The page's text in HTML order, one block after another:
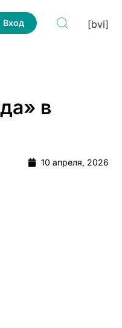
Вход [bvi]
в
10 апреля, 2026